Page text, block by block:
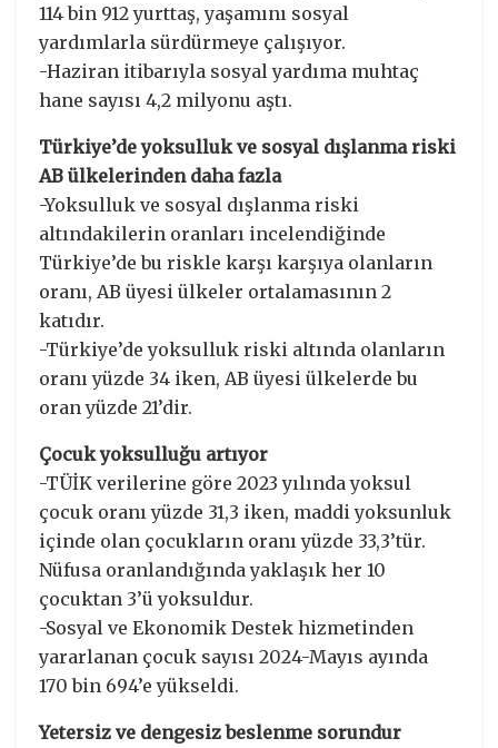
114 bin 912 yurttaş, yaşamını sosyal
yardımlarla sürdürmeye çalışıyor.
-Haziran itibarıyla sosyal yardıma muhtaç
hane sayısı 4,2 milyonu aştı.
Türkiye’de yoksulluk ve sosyal dışlanma riski
AB ülkelerinden daha fazla
-Yoksulluk ve sosyal dışlanma riski
altındakilerin oranları incelendiğinde
Türkiye’de bu riskle karşı karşıya olanların
oranı, AB üyesi ülkeler ortalamasının 2
katıdır.
-Türkiye’de yoksulluk riski altında olanların
oranı yüzde 34 iken, AB üyesi ülkelerde bu
oran yüzde 21’dir.
Çocuk yoksulluğu artıyor
-TÜİK verilerine göre 2023 yılında yoksul
çocuk oranı yüzde 31,3 iken, maddi yoksunluk
içinde olan çocukların oranı yüzde 33,3’tür.
Nüfusa oranlandığında yaklaşık her 10
çocuktan 3’ü yoksuldur.
-Sosyal ve Ekonomik Destek hizmetinden
yararlanan çocuk sayısı 2024-Mayıs ayında
170 bin 694’e yükseldi.
Yetersiz ve dengesiz beslenme sorundur